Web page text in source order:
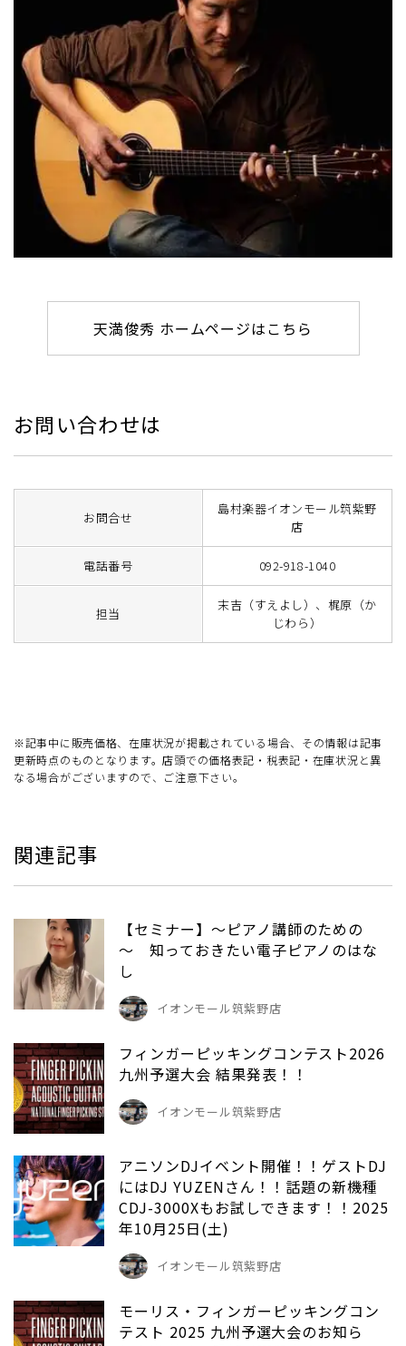
天満俊秀 ホームページはこちら
お問い合わせは
お問合せ
島村楽器イオンモール筑紫野
店
電話番号 092-918-1040
担当
末吉（すえよし）、梶原（か
じわら）
※記事中に販売価格、在庫状況が掲載されている場合、その情報は記事
更新時点のものとなります。店頭での価格表記・税表記・在庫状況と異
なる場合がございますので、ご注意下さい。
関連記事
【セミナー】～ピアノ講師のための
～ 知っておきたい電子ピアノのはな
し
イオンモール筑紫野店
フィンガーピッキングコンテスト2026
九州予選大会 結果発表！！
イオンモール筑紫野店
アニソンDJイベント開催！！ゲストDJ
にはDJ YUZENさん！！話題の新機種
CDJ-3000Xもお試しできます！！2025
年10月25日(土)
イオンモール筑紫野店
モーリス・フィンガーピッキングコン
テスト 2025 九州予選大会のお知ら